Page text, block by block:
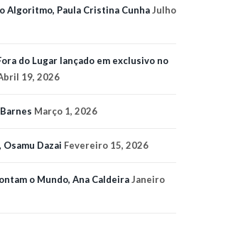
Algoritmo, Paula Cristina CunhaJulho
do Lugar lançado em exclusivo no
19, 2026
Março 1, 2026
Dazai Fevereiro 15, 2026
o Mundo, Ana CaldeiraJaneiro